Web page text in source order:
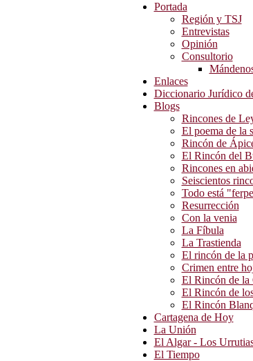
Portada
Región y TSJ
Entrevistas
Opinión
Consultorio
Enlaces
Diccionario Jurídico
Blogs
Rincones de
El poema de la
Rincón de
El Rincón del
Rincones en
Seiscientos
Todo está
Resurrección
Con la venia
La Fíbula
La Trastienda
El rincón de la
Crimen entre
El Rincón de la
El Rincón de
El Rincón
Cartagena de Hoy
La Unión
El Algar - Los
El Tiempo